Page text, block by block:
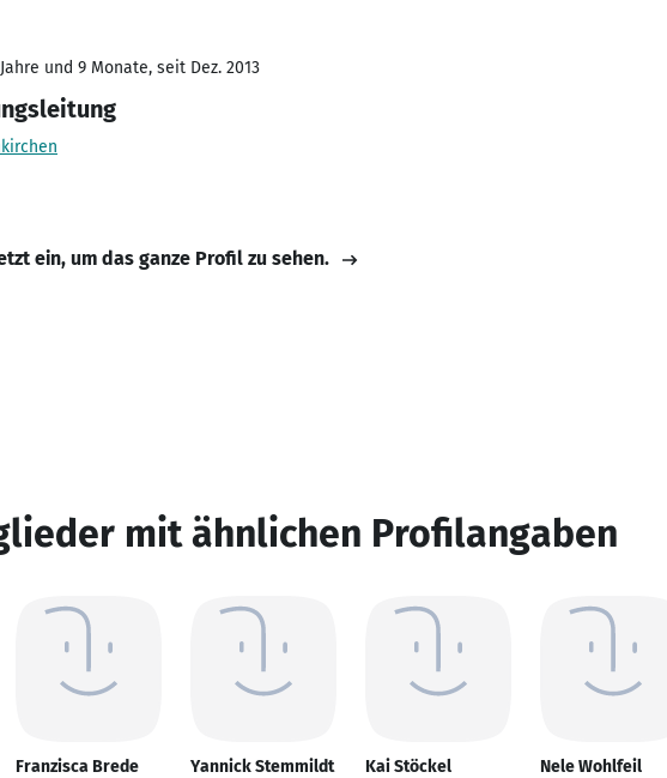
und 9 Monate, seit Dez. 2013
ein, um das ganze Profil zu sehen.
mit ähnlichen Profilangaben
Franzisca Brede Yannick Stemmildt Kai Stöckel Nele Wohlfeil